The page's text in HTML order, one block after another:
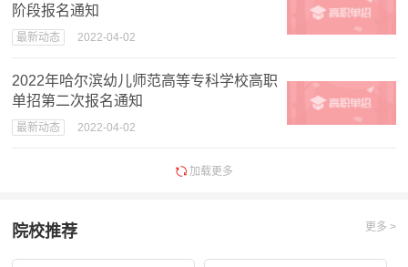
阶段报名通知
最新动态 2022-04-02
2022年哈尔滨幼儿师范高等专科学校高职
单招第二次报名通知
最新动态 2022-04-02
加载更多
院校推荐 更多 >